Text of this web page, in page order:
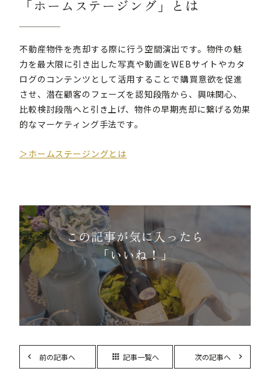
「ホームステージング」とは
不動産物件を売却する際に行う空間演出です。物件の魅
力を最大限に引き出した写真や動画をWEBサイトやカタ
ログのコンテンツとして活用することで購買意欲を促進
させ、潜在顧客のフェーズを認知段階から、興味関心、
比較検討段階へと引き上げ、物件の早期売却に繋げる効果
的なマーケティング手法です。
＞ホームステージングとは
この記事が気に入ったら
「いいね！」
前の記事へ apps 記事一覧へ 次の記事へ